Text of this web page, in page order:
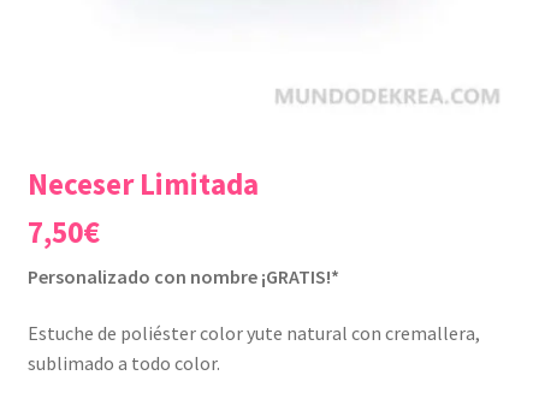
Neceser Limitada
7,50€
Personalizado con nombre ¡GRATIS!*
Estuche de poliéster color yute natural con cremallera,
sublimado a todo color.